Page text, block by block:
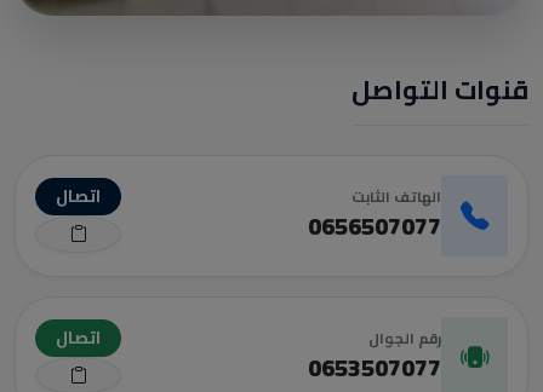
قنوات التواصل
الهاتف الثابت
0656507077
اتصال
رقم الجوال
0653507077
اتصال